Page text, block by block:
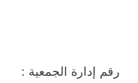
رقم إدارة الجمعية :